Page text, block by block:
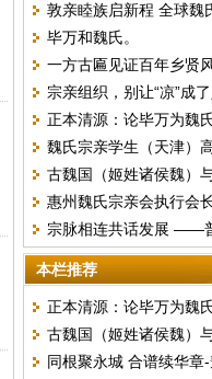
况点滴。
敦亲睦族启新程 全球
第五届世魏恳亲大会暨
年庆典
毕万和魏氏。
一方古匾见证百年乡贤
魏庄村发现民国“維持地
宗亲组织，别让“凉”成
正本清源：论毕万为魏
——兼驳“古魏公族为源
魏氏宗亲学生（天津）
榜题名。
古魏国（姬姓诸侯魏）
战国魏国的文明嬗变
惠州魏氏宗亲会执行会
访总会汇报工作并交流
撰事宜
宗脉相连共话发展 ——
魏李锦赴中山海洲开展
本栏推荐
正本清源：论毕万为
驳“古魏公族为源”说
古魏国（姬姓诸侯魏）
国的文明嬗变
同根聚永城 合谱续华章